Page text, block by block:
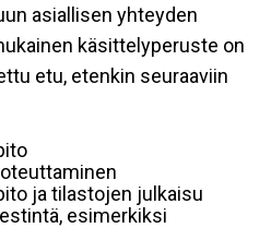
asiallisen yhteyden
käsittelyperuste on
etu, etenkin seuraaviin
ja tilastojen julkaisu
esimerkiksi